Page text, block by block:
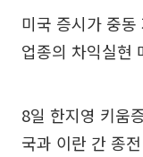
미국 증시가 중
업종의 차익실현
8일 한지영 키움
국과 이란 간 종